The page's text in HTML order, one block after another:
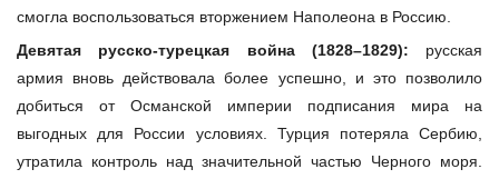
смогла воспользоваться вторжением Наполеона в Россию.
Девятая русско-турецкая война (1828–1829): русская
армия вновь действовала более успешно, и это позволило
добиться от Османской империи подписания мира на
выгодных для России условиях. Турция потеряла Сербию,
утратила контроль над значительной частью Черного моря.